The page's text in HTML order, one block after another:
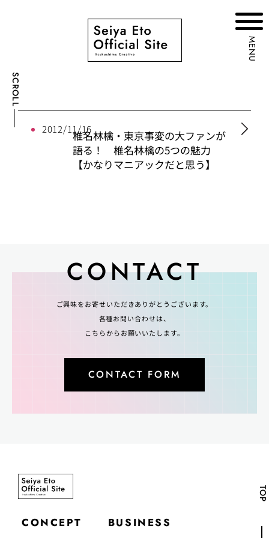
SCROLL
MENU
2012/11/16椎名林檎・東京事変の大ファンが
語る！ 椎名林檎の5つの魅力
【かなりマニアックだと思う】
CONTACT
ご興味をお寄せいただきありがとうございます。
各種お問い合わせは、
こちらからお願いいたします。
CONTACT FORM
CONCEPT BUSINESS
TOP